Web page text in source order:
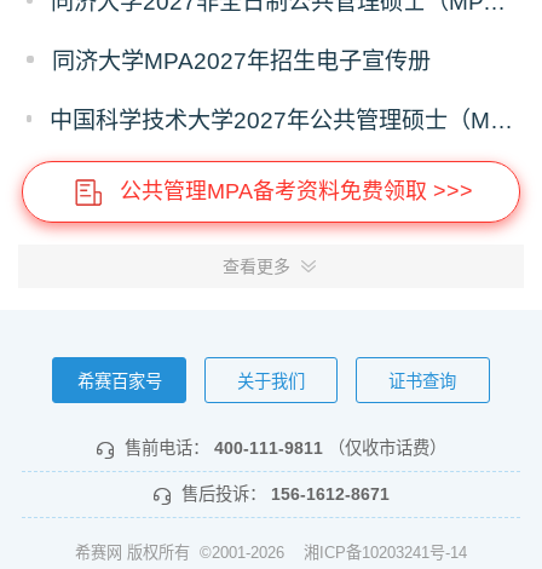
同济大学MPA2027年招生电子宣传册
中国科学技术大学2027年公共管理硕士（MPA）专业学位研究生招生通知
公共管理MPA备考资料免费领取 >>>
查看更多
希赛百家号 关于我们 证书查询
售前电话： 400-111-9811 （仅收市话费）
售后投诉： 156-1612-8671
希赛网 版权所有 ©2001-2026 湘ICP备10203241号-14